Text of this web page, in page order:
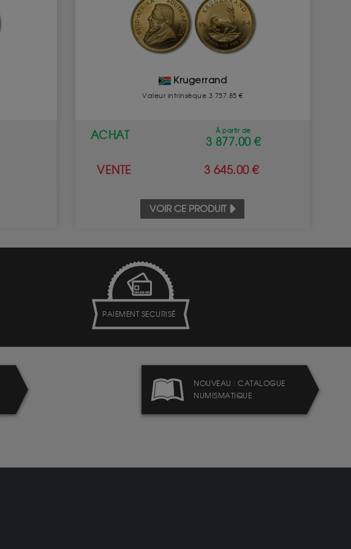
Krugerrand
Valeur intrinsèque 3 757.85 €
ACHAT À partir de
3 877.00 €
VENTE 3 645.00 €
VOIR CE PRODUIT
PAIEMENT SECURISÉ
NOUVEAU : CATALOGUE
NUMISMATIQUE